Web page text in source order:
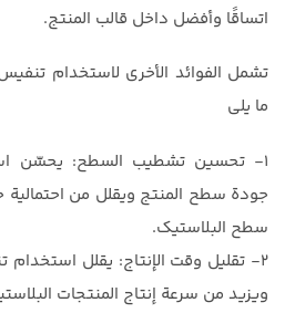
اتساقًا وأفضل داخل قالب المنتج.
تشمل الفوائد الأخرى لاستخدام
ما يلي
1- تحسين تشطيب السطح: يحسّن
جودة سطح المنتج ويقلل من
سطح البلاستيك.
2- تقليل وقت الإنتاج: يقلل استخدام
ويزيد من سرعة إنتاج المنتجات